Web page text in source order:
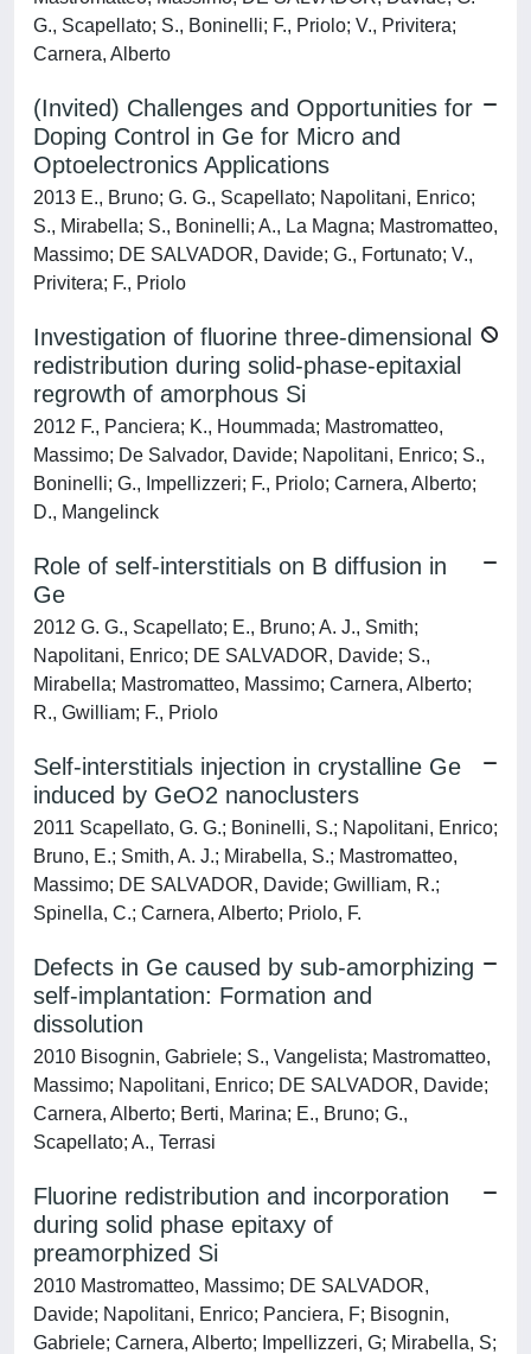
G., Scapellato; S., Boninelli; F., Priolo; V., Privitera;
Carnera, Alberto
(Invited) Challenges and Opportunities for
Doping Control in Ge for Micro and
Optoelectronics Applications
2013 E., Bruno; G. G., Scapellato; Napolitani, Enrico;
S., Mirabella; S., Boninelli; A., La Magna; Mastromatteo,
Massimo; DE SALVADOR, Davide; G., Fortunato; V.,
Privitera; F., Priolo
Investigation of fluorine three-dimensional
redistribution during solid-phase-epitaxial
regrowth of amorphous Si
2012 F., Panciera; K., Hoummada; Mastromatteo,
Massimo; De Salvador, Davide; Napolitani, Enrico; S.,
Boninelli; G., Impellizzeri; F., Priolo; Carnera, Alberto;
D., Mangelinck
Role of self-interstitials on B diffusion in
Ge
2012 G. G., Scapellato; E., Bruno; A. J., Smith;
Napolitani, Enrico; DE SALVADOR, Davide; S.,
Mirabella; Mastromatteo, Massimo; Carnera, Alberto;
R., Gwilliam; F., Priolo
Self-interstitials injection in crystalline Ge
induced by GeO2 nanoclusters
2011 Scapellato, G. G.; Boninelli, S.; Napolitani, Enrico;
Bruno, E.; Smith, A. J.; Mirabella, S.; Mastromatteo,
Massimo; DE SALVADOR, Davide; Gwilliam, R.;
Spinella, C.; Carnera, Alberto; Priolo, F.
Defects in Ge caused by sub-amorphizing
self-implantation: Formation and
dissolution
2010 Bisognin, Gabriele; S., Vangelista; Mastromatteo,
Massimo; Napolitani, Enrico; DE SALVADOR, Davide;
Carnera, Alberto; Berti, Marina; E., Bruno; G.,
Scapellato; A., Terrasi
Fluorine redistribution and incorporation
during solid phase epitaxy of
preamorphized Si
2010 Mastromatteo, Massimo; DE SALVADOR,
Davide; Napolitani, Enrico; Panciera, F; Bisognin,
Gabriele; Carnera, Alberto; Impellizzeri, G; Mirabella, S;